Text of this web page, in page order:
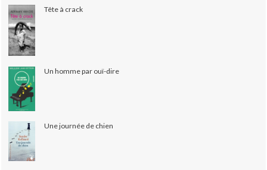
Tête à crack
Un homme par ouï-dire
Une journée de chien